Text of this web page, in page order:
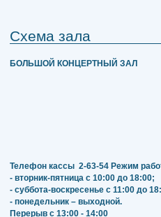
Схема зала
БОЛЬШОЙ КОНЦЕРТНЫЙ ЗАЛ
Телефон кассы 2-63-54 Режим
- вторник-пятница с 10:00 до 18:00;
- суббота-воскресенье с 11:00 до
- понедельник – выходной.
Перерыв с 13:00 - 14:00